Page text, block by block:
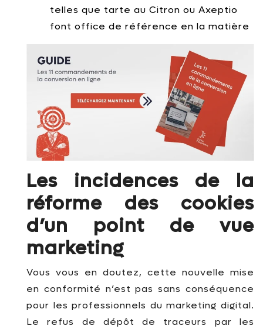
telles que tarte au Citron ou Axeptio
font office de référence en la matière
Les incidences de la
réforme des cookies
d’un point de vue
marketing
Vous vous en doutez, cette nouvelle mise
en conformité n’est pas sans conséquence
pour les professionnels du marketing digital.
Le refus de dépôt de traceurs par les